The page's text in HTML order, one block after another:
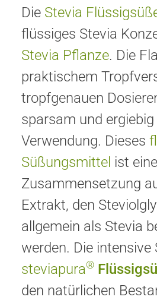
Die Stevia
flüssiges Stevia
Stevia Pflanze. Die
praktischem
tropfgenauen
sparsam und
Verwendung. Dieses
Süßungsmittel ist eine
Zusammensetzung
Extrakt, den
allgemein als Stevia
werden. Die
steviapura®
den natürlichen